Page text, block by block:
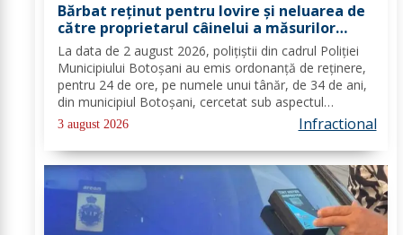
Bărbat reținut pentru lovire și neluarea de
către proprietarul câinelui a măsurilor
privind atacul canin
La data de 2 august 2026, polițiștii din cadrul Poliției
Municipiului Botoșani au emis ordonanță de reținere,
pentru 24 de ore, pe numele unui tânăr, de 34 de ani,
din municipiul Botoșani, cercetat sub aspectul
comiterii infracțiunilor de lovire sau alte violențe și
neluarea de către proprietarul...
3 august 2026 Infractional